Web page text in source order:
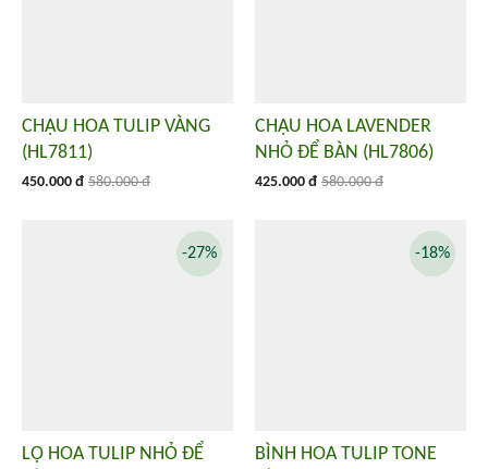
CHẬU HOA TULIP VÀNG
(HL7811)
450.000 đ 580.000 đ
CHẬU HOA LAVENDER
NHỎ ĐỂ BÀN (HL7806)
425.000 đ 580.000 đ
LỌ HOA TULIP NHỎ ĐỂ
-27%
BÌNH HOA TULIP TONE
-18%